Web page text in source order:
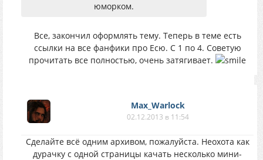
юморком.
Все, закончил оформлять тему. Теперь в теме есть
ссылки на все фанфики про Есю. С 1 по 4. Советую
прочитать все полностью, очень затягивает.
Max_Warlock
02.12.2013 в 11:54
Сделайте всё одним архивом, пожалуйста. Неохота как
дурачку с одной страницы качать несколько мини-